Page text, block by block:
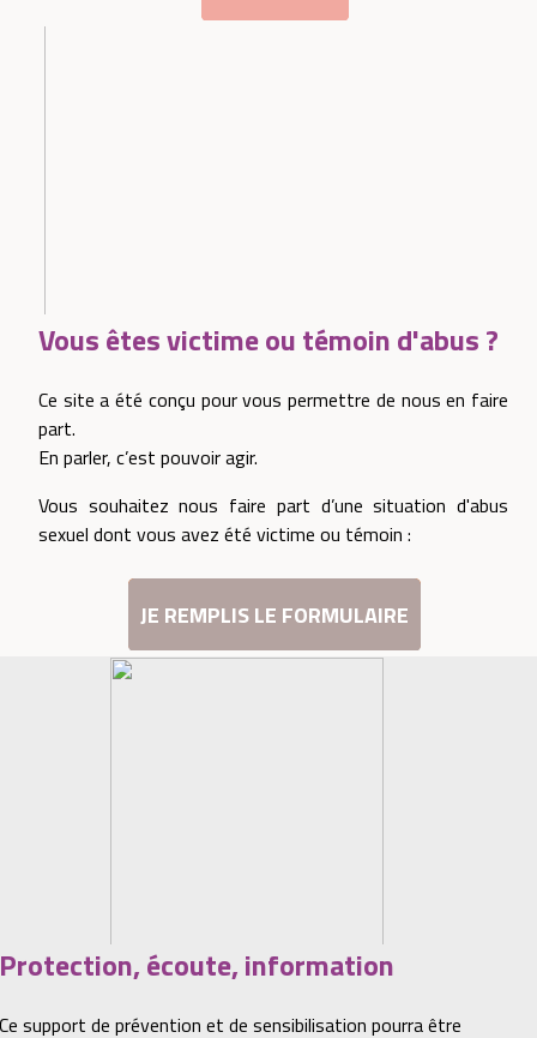
Vous êtes victime ou témoin d'abus ?
Ce site a été conçu pour vous permettre de nous en faire
part.
En parler, c’est pouvoir agir.
Vous souhaitez nous faire part d’une situation d'abus
sexuel dont vous avez été victime ou témoin :
JE REMPLIS LE FORMULAIRE
écoute, information
support de prévention et de sensibilisation pourra être